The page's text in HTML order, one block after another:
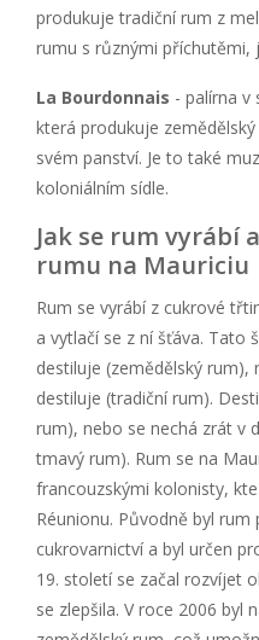
produkuje tradiční rum z
rumu s různými příchutěmi,
La Bourdonnais - palírna v
která produkuje
svém panství. Je to také
koloniálním sídle.
Jak se rum vyrábí
rumu na Mauriciu
Rum se vyrábí z cukrové
a vytlačí se z ní šťáva. Tato
destiluje (zemědělský rum),
destiluje (tradiční rum).
rum), nebo se nechá zrát v
tmavý rum). Rum se na
francouzskými kolonisty,
Réunionu. Původně byl
cukrovarnictví a byl určen
19. století se začal rozvíjet
se zlepšila. V roce 2006 byl